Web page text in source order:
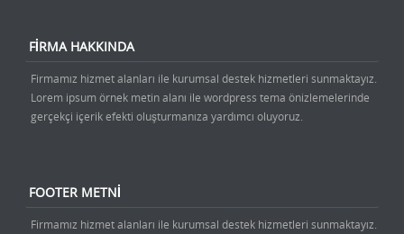
FİRMA HAKKINDA
Firmamız hizmet alanları ile kurumsal destek hizmetleri sunmaktayız.
Lorem ipsum örnek metin alanı ile wordpress tema önizlemelerinde
gerçekçi içerik efekti oluşturmanıza yardımcı oluyoruz.
FOOTER METNI
Firmamız hizmet alanları ile kurumsal destek hizmetleri sunmaktayız.